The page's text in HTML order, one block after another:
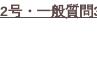
号・一般質